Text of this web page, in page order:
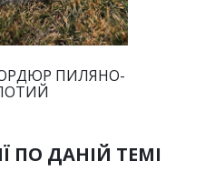
ПИЛЯНО-
ПО ДАНІЙ ТЕМІ